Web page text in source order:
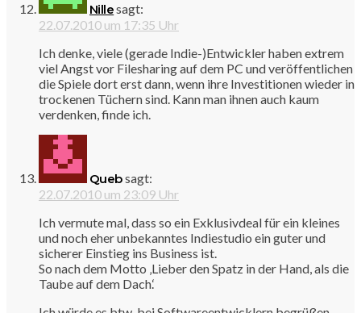
Nillesagt:
22.07.2010 um 17:35 Uhr
Ich denke, viele (gerade Indie-)Entwickler haben extrem
viel Angst vor Filesharing auf dem PC und veröffentlichen
die Spiele dort erst dann, wenn ihre Investitionen wieder in
trockenen Tüchern sind. Kann man ihnen auch kaum
verdenken, finde ich.
Quebsagt:
22.07.2010 um 23:09 Uhr
Ich vermute mal, dass so ein Exklusivdeal für ein kleines
und noch eher unbekanntes Indiestudio ein guter und
sicherer Einstieg ins Business ist.
So nach dem Motto ‚Lieber den Spatz in der Hand, als die
Taube auf dem Dach.‘